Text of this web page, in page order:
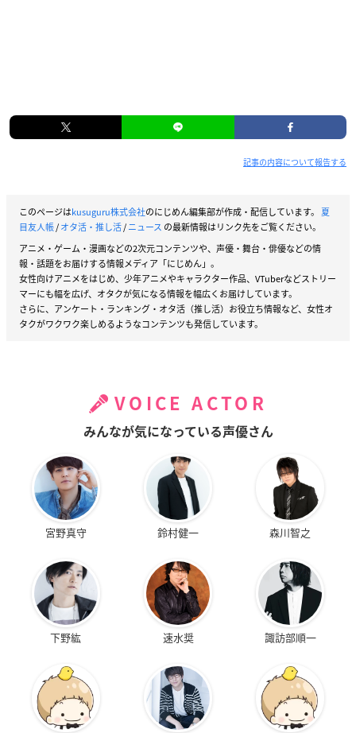
記事の内容について報告する
このページはkusuguru株式会社のにじめん編集部が作成・配信しています。 夏
目友人帳/オタ活・推し活/ニュース の最新情報はリンク先をご覧ください。
アニメ・ゲーム・漫画などの2次元コンテンツや、声優・舞台・俳優などの情
報・話題をお届けする情報メディア「にじめん」。
女性向けアニメをはじめ、少年アニメやキャラクター作品、VTuberなどストリー
マーにも幅を広げ、オタクが気になる情報を幅広くお届けしています。
さらに、アンケート・ランキング・オタ活（推し活）お役立ち情報など、女性オ
タクがワクワク楽しめるようなコンテンツも発信しています。
VOICE ACTOR
みんなが気になっている声優さん
宮野真守 鈴村健一 森川智之
下野紘 速水奨 諏訪部順一